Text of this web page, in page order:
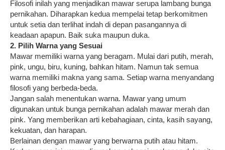
Filosofi inilah yang menjadikan mawar serupa lambang bunga
pernikahan. Diharapkan kedua mempelai tetap berkomitmen
untuk setia dan terlihat indah di depan pasangannya di
keadaan apapun. Baik suka maupun duka.
2. Pilih Warna yang Sesuai
Mawar memiliki warna yang beragam. Mulai dari putih, merah,
pink, ungu, biru, kuning, bahkan hitam. Namun tak semua
warna memiliki makna yang sama. Setiap warna menyandang
filosofi yang berbeda-beda.
Jangan salah menentukan warna. Mawar yang umum
digunakan untuk bunga pernikahan adalah mawar merah dan
pink. Yang memberikan arti kebahagiaan, cinta, kasih sayang,
kekuatan, dan harapan.
Berlainan dengan mawar yang berwarna putih atau hitam.